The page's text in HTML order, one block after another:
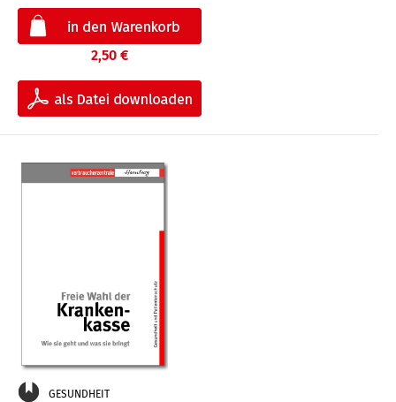
2,50 €
GESUNDHEIT